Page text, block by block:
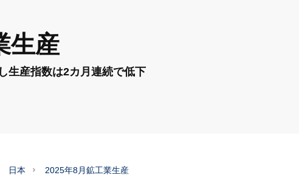
生産
生産指数は2カ月連続で低下
日本 2025年8月鉱工業生産